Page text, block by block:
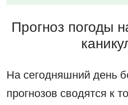
Прогноз погоды
На сегодняшний день
прогнозов сводятся к